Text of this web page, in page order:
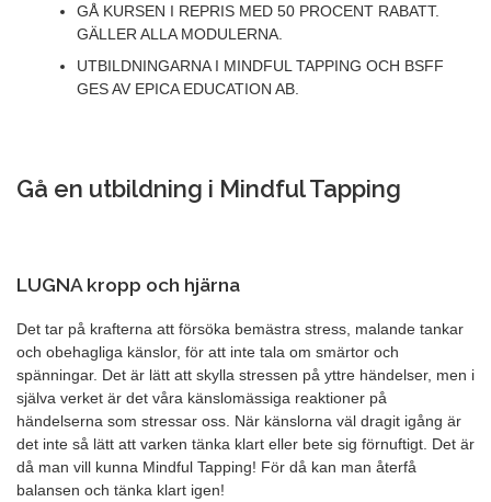
GÅ KURSEN I REPRIS MED 50 PROCENT RABATT.
GÄLLER ALLA MODULERNA.
UTBILDNINGARNA I MINDFUL TAPPING OCH BSFF
GES AV EPICA EDUCATION AB.
Gå en utbildning i Mindful Tapping
LUGNA kropp och hjärna
Det tar på krafterna att försöka bemästra stress, malande tankar
och obehagliga känslor, för att inte tala om smärtor och
spänningar. Det är lätt att skylla stressen på yttre händelser, men i
själva verket är det våra känslomässiga reaktioner på
händelserna som stressar oss. När känslorna väl dragit igång är
det inte så lätt att varken tänka klart eller bete sig förnuftigt. Det är
då man vill kunna Mindful Tapping! För då kan man återfå
balansen och tänka klart igen!